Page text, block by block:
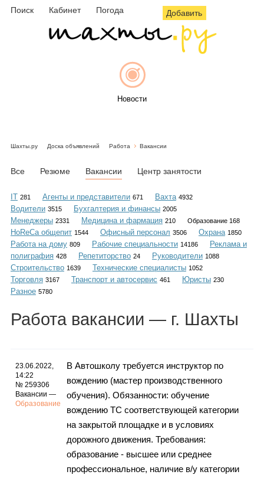
Поиск Кабинет Погода Добавить
Новости
Объявления
Каталог
Инфо
Гороскоп
Карты
Шахты.ру Доска объявлений Работа Вакансии
Все Резюме Вакансии Центр занятости
IT 281 Агенты и представители 671 Вахта 4932
Водители 3515 Бухгалтерия и финансы 2005
Менеджеры 2331 Медицина и фармация 210 Образование 168
HoReCa общепит 1544 Офисный персонал 3506 Охрана 1850
Работа на дому 809 Рабочие специальности 14186
Реклама и
полиграфия 428 Репетиторство 24 Руководители 1088
Строительство 1639 Технические специалисты 1052
Торговля 3167 Транспорт и автосервис 461 Юристы 230
Разное 5780
Работа вакансии — г. Шахты
23.06.2022,
14:22
№ 259306
Вакансии —
Образование
В Автошколу требуется инструктор по
вождению (мастер производственного
обучения). Обязанности: обучение
вождению ТС соответствующей категории
на закрытой площадке и в условиях
дорожного движения. Требования:
образование - высшее или среднее
профессиональное, наличие в/у категории